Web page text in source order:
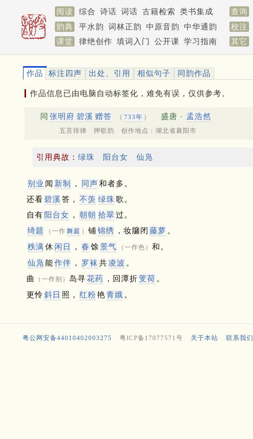
阅读 综合 诗话 词话 古籍检索 类书集成 查询
韵典
平水韵 词林正韵 中原音韵 中华通韵 校注
课堂
律绝创作 填词入门 公开课 学习指南 其它
作品 标注四声 出处、引用 相似句子 同韵作品
作品信息已由电脑自动标签化，难免有误，仅供参考。
同 张明府 碧溪 赠答 （ 733年 ） 盛唐 · 孟浩然
五言排律 押歌韵 创作地点：湖北省襄阳市
引用典故： 绿珠 阳台女 仙凫
别业 闻 新制 ， 同声和者多。
还看 碧溪 答， 不羡 绿珠 歌。
自有 阳台女 ， 朝朝 拾翠过。
绮筵
（一作 舞庭 ） 铺锦绣 ，妆牖闭 藤萝 。
秩满休 闲日 ， 春 馀景气 （一作色） 和。
仙凫能作伴 ， 罗袜 共凌波 。
曲
（一作别） 岛寻花药 ，回潭折芰荷 。
更怜斜日 照， 红粉艳青娥 。
粤公网安备44010402003275 粤ICP备17077571号 关于本站 联系我们